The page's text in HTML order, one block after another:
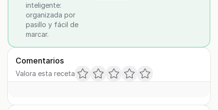
inteligente:
organizada por
pasillo y fácil de
marcar.
Comentarios
Valora esta receta